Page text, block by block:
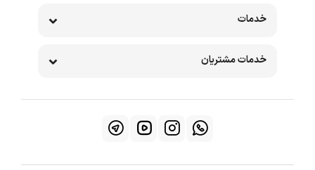
خدمات
خدمات مشتریان